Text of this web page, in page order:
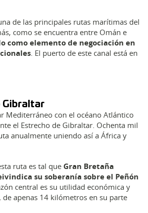
de las principales rutas marítimas del
como se encuentra entre Omán e
como elemento de negociación en
. El puerto de este canal está en
Gibraltar
Mediterráneo con el océano Atlántico
el Estrecho de Gibraltar. Ochenta mil
anualmente uniendo así a África y
ruta es tal que Gran Bretaña
su soberanía sobre el Peñón
central es su utilidad económica y
de apenas 14 kilómetros en su parte